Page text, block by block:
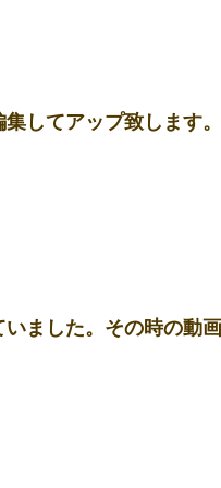
してアップ致します。
ました。その時の動